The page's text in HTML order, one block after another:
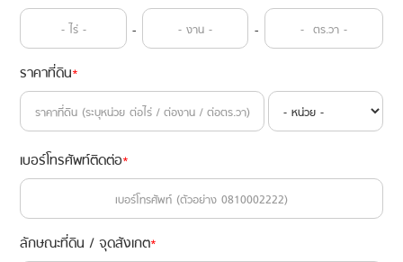
- -
ราคาที่ดิน*
เบอร์โทรศัพท์ติดต่อ*
ลักษณะที่ดิน / จุดสังเกต*